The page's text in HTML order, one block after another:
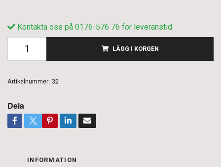
Kontakta oss på 0176-576 76 för leveranstid
LÄGG I KORGEN
Artikelnummer: 32
Dela
INFORMATION